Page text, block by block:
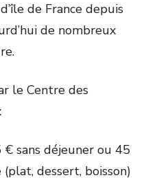
de France depuis
de nombreux
le Centre des
sans déjeuner ou 45
dessert, boisson)